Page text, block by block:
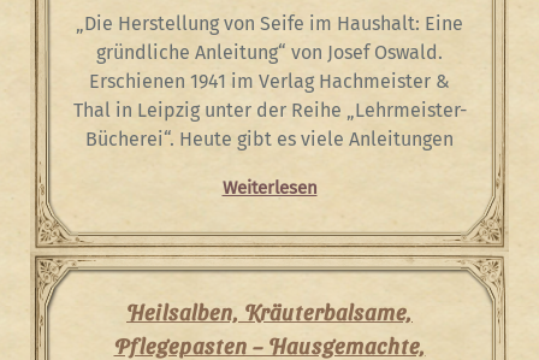
„Die Herstellung von Seife im Haushalt: Eine
gründliche Anleitung“ von Josef Oswald.
Erschienen 1941 im Verlag Hachmeister &
Thal in Leipzig unter der Reihe „Lehrmeister-
Bücherei“. Heute gibt es viele Anleitungen
Weiterlesen
Heilsalben, Kräuterbalsame,
Pflegepasten – Hausgemachte,